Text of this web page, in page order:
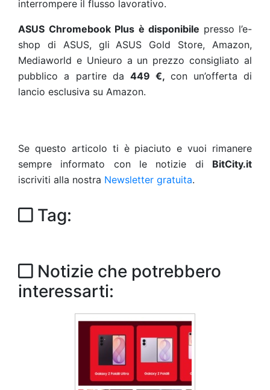
interrompere il flusso lavorativo.
ASUS Chromebook Plus è disponibile presso l’e-
shop di ASUS, gli ASUS Gold Store, Amazon,
Mediaworld e Unieuro a un prezzo consigliato al
pubblico a partire da 449 €, con un’offerta di
lancio esclusiva su Amazon.
Se questo articolo ti è piaciuto e vuoi rimanere
sempre informato con le notizie di BitCity.it
iscriviti alla nostra Newsletter gratuita.
Tag:
Notizie che potrebbero
interessarti: